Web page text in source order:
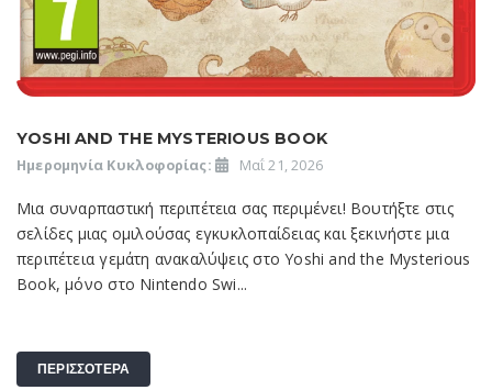
YOSHI AND THE MYSTERIOUS BOOK
Ημερομηνία Κυκλοφορίας: Μαΐ 21, 2026
Μια συναρπαστική περιπέτεια σας περιμένει! Βουτήξτε στις
σελίδες μιας ομιλούσας εγκυκλοπαίδειας και ξεκινήστε μια
περιπέτεια γεμάτη ανακαλύψεις στο Yoshi and the Mysterious
Book, μόνο στο Nintendo Swi...
ΠΕΡΙΣΣΟΤΕΡΑ